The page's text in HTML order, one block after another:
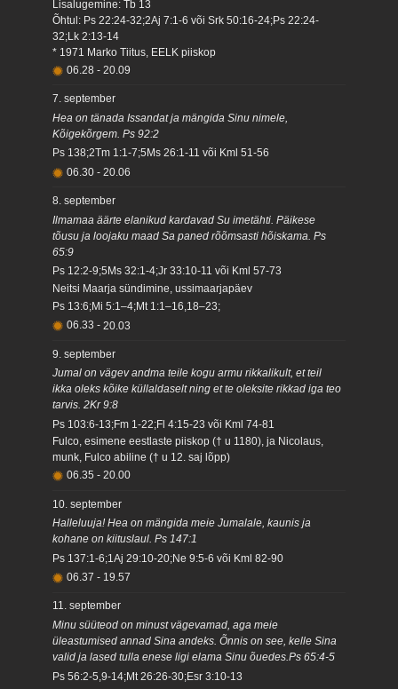
Lisalugemine: Tb 13
Õhtul: Ps 22:24-32;2Aj 7:1-6 või Srk 50:16-24;Ps 22:24-
32;Lk 2:13-14
* 1971 Marko Tiitus, EELK piiskop
06.28 - 20.09
7. september
Hea on tänada Issandat ja mängida Sinu nimele,
Kõigekõrgem. Ps 92:2
Ps 138;2Tm 1:1-7;5Ms 26:1-11 või Kml 51-56
06.30 - 20.06
8. september
Ilmamaa äärte elanikud kardavad Su imetähti. Päikese
tõusu ja loojaku maad Sa paned rõõmsasti hõiskama. Ps
65:9
Ps 12:2-9;5Ms 32:1-4;Jr 33:10-11 või Kml 57-73
Neitsi Maarja sündimine, ussimaarjapäev
Ps 13:6;Mi 5:1–4;Mt 1:1–16,18–23;
06.33 - 20.03
9. september
Jumal on vägev andma teile kogu armu rikkalikult, et teil
ikka oleks kõike küllaldaselt ning et te oleksite rikkad iga teo
tarvis. 2Kr 9:8
Ps 103:6-13;Fm 1-22;Fl 4:15-23 või Kml 74-81
Fulco, esimene eestlaste piiskop († u 1180), ja Nicolaus,
munk, Fulco abiline († u 12. saj lõpp)
06.35 - 20.00
10. september
Halleluuja! Hea on mängida meie Jumalale, kaunis ja
kohane on kiituslaul. Ps 147:1
Ps 137:1-6;1Aj 29:10-20;Ne 9:5-6 või Kml 82-90
06.37 - 19.57
11. september
Minu süüteod on minust vägevamad, aga meie
üleastumised annad Sina andeks. Õnnis on see, kelle Sina
valid ja lased tulla enese ligi elama Sinu õuedes.Ps 65:4-5
Ps 56:2-5,9-14;Mt 26:26-30;Esr 3:10-13